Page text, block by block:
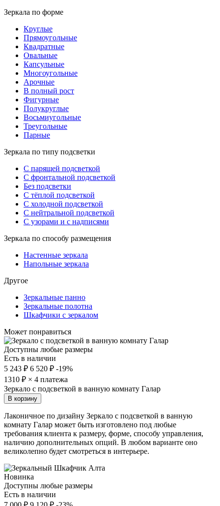
Зеркала по форме
Круглые
Прямоугольные
Квадратные
Овальные
Капсульные
Многоугольные
Арочные
В полный рост
Фигурные
Полукруглые
Восьмиугольные
Треугольные
Парные
Зеркала по типу подсветки
С парящей подсветкой
С фронтальной подсветкой
Без подсветки
С тёплой подсветкой
С холодной подсветкой
С нейтральной подсветкой
С узорами и с надписями
Зеркала по способу размещения
Настенные зеркала
Напольные зеркала
Другое
Зеркальные панно
Зеркальные полотна
Шкафчики с зеркалом
Может понравиться
Доступны любые размеры
Есть в наличии
5 243 ₽ 6 520 ₽ -19%
1310 ₽ × 4 платежа
Зеркало с подсветкой в ванную комнату Галар
В корзину
Лаконичное по дизайну Зеркало с подсветкой в ванную
комнату Галар может быть изготовлено под любые
требования клиента к размеру, форме, способу управления,
наличию дополнительных опций. В любом варианте оно
великолепно будет смотреться в интерьере.
Новинка
Доступны любые размеры
Есть в наличии